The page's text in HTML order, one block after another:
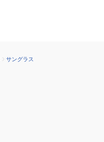
サングラス